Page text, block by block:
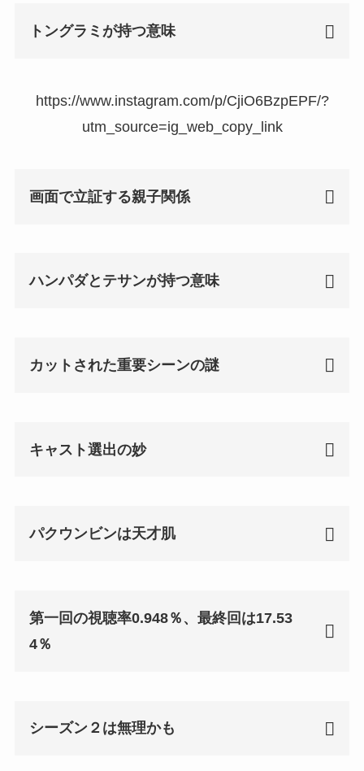
トングラミが持つ意味
https://www.instagram.com/p/CjiO6BzpEPF/?
utm_source=ig_web_copy_link
画面で立証する親子関係
ハンパダとテサンが持つ意味
カットされた重要シーンの謎
キャスト選出の妙
パクウンビンは天才肌
第一回の視聴率0.948％、最終回は17.53
4％
シーズン２は無理かも